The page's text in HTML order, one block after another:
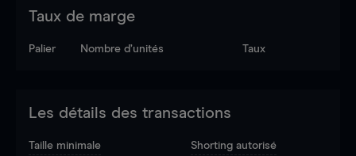
Taux de marge
Palier Nombre d’unités Taux
Les détails des transactions
Taille minimale Shorting autorisé